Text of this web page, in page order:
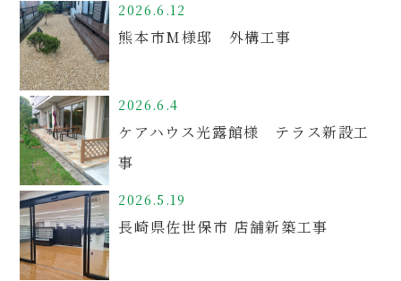
2026.6.12
熊本市M様邸 外構工事
2026.6.4
ケアハウス光露館様 テラス新設工
事
2026.5.19
長崎県佐世保市 店舗新築工事